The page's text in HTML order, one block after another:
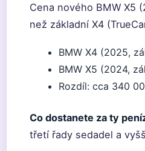
Cena nového BMW X5
než základní X4
BMW X4 (2025,
BMW X5 (2024,
Rozdíl: cca 340
Co dostanete za ty
třetí řady sedadel a